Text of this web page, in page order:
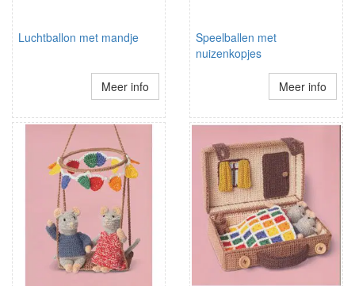
Luchtballon met mandje
Meer info
Speelballen met
nuizenkopjes
Meer info